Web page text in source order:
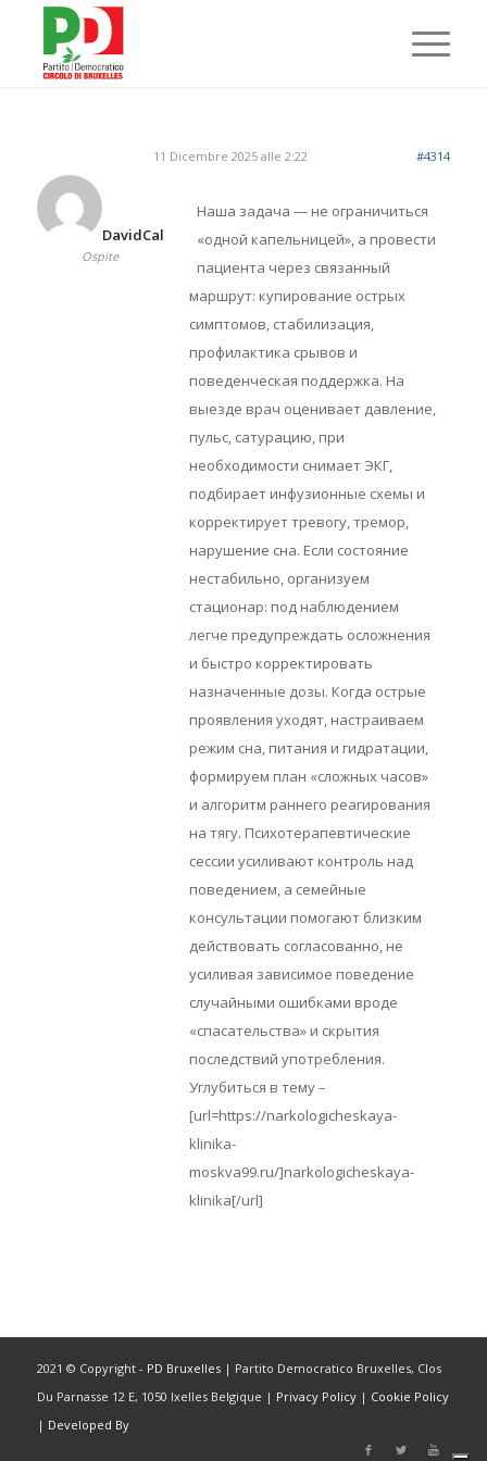
11 Dicembre 2025 alle 2:22 #4314
DavidCal
Ospite
Наша задача — не ограничиться
«одной капельницей», а провести
пациента через связанный
маршрут: купирование острых
симптомов, стабилизация,
профилактика срывов и
поведенческая поддержка. На
выезде врач оценивает давление,
пульс, сатурацию, при
необходимости снимает ЭКГ,
подбирает инфузионные схемы и
корректирует тревогу, тремор,
нарушение сна. Если состояние
нестабильно, организуем
стационар: под наблюдением
легче предупреждать осложнения
и быстро корректировать
назначенные дозы. Когда острые
проявления уходят, настраиваем
режим сна, питания и гидратации,
формируем план «сложных часов»
и алгоритм раннего реагирования
на тягу. Психотерапевтические
сессии усиливают контроль над
поведением, а семейные
консультации помогают близким
действовать согласованно, не
усиливая зависимое поведение
случайными ошибками вроде
«спасательства» и скрытия
последствий употребления.
Углубиться в тему –
[url=https://narkologicheskaya-
klinika-
moskva99.ru/]narkologicheskaya-
klinika[/url]
2021 © Copyright - PD Bruxelles| Partito Democratico Bruxelles, Clos
Du Parnasse 12 E, 1050 Ixelles Belgique | Privacy Policy| Cookie Policy
| Developed By